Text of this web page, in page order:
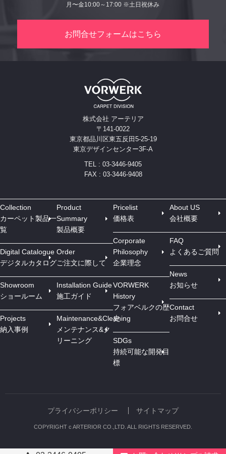
月〜金10:00～17:00 ※土日祝休み
お問合せフォームはこちら
株式会社 アーテリア
〒141-0022
東京都品川区東五反田5-25-19
東京デザインセンター3F-A
TEL : 03-3446-9405
FAX : 03-3446-9408
Collection
カーペット製品一
覧
Digital Catalogue
デジタルカタログ
Showroom
ショールーム
Projects
納入事例
Product
Summary
製品概要
Order
ご注文に際して
Installation Guide
施工ガイド
Maintenance&Cleaning
メンテナンス&ク
リーニング
Pricelist
価格表
Corporate
Philosophy
企業理念
VORWERK
History
フォアベルクの歴
史
SDGs
持続可能な開発目
標
About US
会社概要
FAQ
よくあるご質問
News
お知らせ
Contact
お問合せ
プライバシーポリシー サイトマップ
COPYRIGHT c ARTERIOR CO.,LTD. ALL RIGHTS RESERVED.